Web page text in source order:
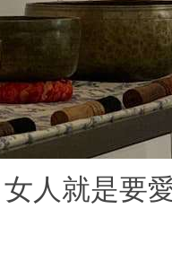
人就是要